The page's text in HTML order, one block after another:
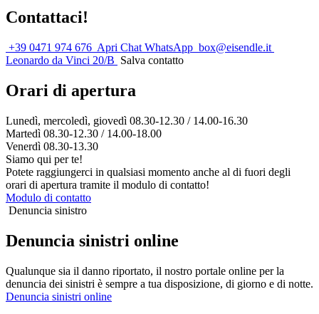
Contattaci!
+39 0471 974 676 Apri Chat WhatsApp box@eisendle.it
Leonardo da Vinci 20/B Salva contatto
Orari di apertura
Lunedì, mercoledì, giovedì 08.30-12.30 / 14.00-16.30
Martedì 08.30-12.30 / 14.00-18.00
Venerdì 08.30-13.30
Siamo qui per te!
Potete raggiungerci in qualsiasi momento anche al di fuori degli
orari di apertura tramite il modulo di contatto!
Modulo di contatto
Denuncia sinistro
Denuncia sinistri online
Qualunque sia il danno riportato, il nostro portale online per la
denuncia dei sinistri è sempre a tua disposizione, di giorno e di notte.
Denuncia sinistri online